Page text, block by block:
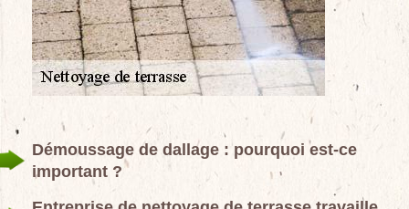
Démoussage de dallage : pourquoi est-ce
important ?